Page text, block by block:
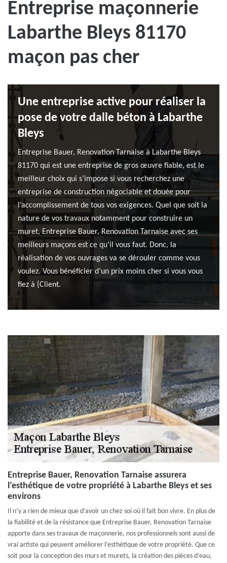
Entreprise maçonnerie
Labarthe Bleys 81170
maçon pas cher
Une entreprise active pour réaliser la
pose de votre dalle béton à Labarthe
Bleys
Entreprise Bauer, Renovation Tarnaise à Labarthe Bleys
81170 qui est une entreprise de gros œuvre fiable, est le
meilleur choix qui s’impose si vous recherchez une
entreprise de construction négociable et douée pour
l’accomplissement de tous vos exigences. Quel que soit la
nature de vos travaux notamment pour construire un
muret, Entreprise Bauer, Renovation Tarnaise avec ses
meilleurs maçons est ce qu’il vous faut. Donc, la
réalisation de vos ouvrages va se dérouler comme vous
voulez. Vous bénéficier d’un prix moins cher si vous vous
fiez à {Client.
Entreprise Bauer, Renovation Tarnaise assurera
l’esthétique de votre propriété à Labarthe Bleys et ses
environs
Il n’y a rien de mieux que d’avoir un chez soi où il fait bon vivre. En plus de
la fiabilité et de la résistance que Entreprise Bauer, Renovation Tarnaise
apporte dans ses travaux de maçonnerie, nos professionnels sont aussi de
vrai artiste qui peuvent améliorer l’esthétique de votre propriété. Que ce
soit pour la conception des murs et murets, la création des pièces d’eau,